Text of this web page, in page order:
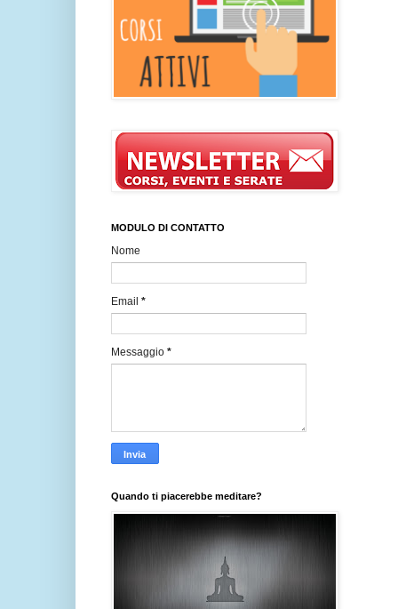
MODULO DI CONTATTO
Nome
Email *
Messaggio *
Quando ti piacerebbe meditare?